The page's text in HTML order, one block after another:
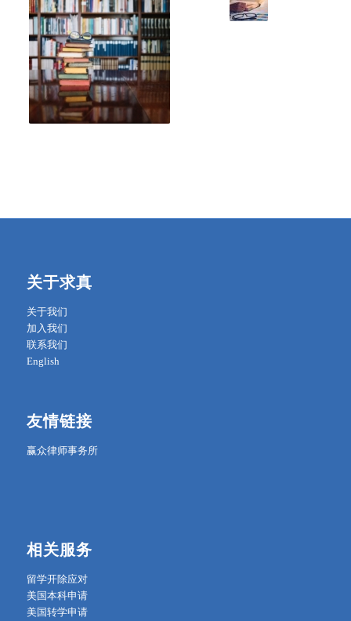
关于求真
关于我们
加入我们
联系我们
English
友情链接
赢众律师事务所
相关服务
留学开除应对
美国本科申请
美国转学申请